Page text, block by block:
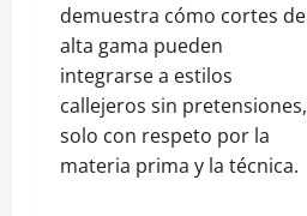
demuestra cómo cortes de
alta gama pueden
integrarse a estilos
callejeros sin pretensiones,
solo con respeto por la
materia prima y la técnica.